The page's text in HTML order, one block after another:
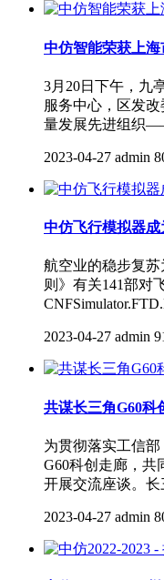
中仿智能荣获上
3月20日下午，九
服务中心，区发
量发展先进组织
2023-04-27 admin
中仿飞行模拟器
航空业的稳步复
则》有关141部对
2023-04-27 admin
共谋长三角G60科
为贯彻落实工信
G60科创走廊，共
开展交流座谈。长
2023-04-27 admin